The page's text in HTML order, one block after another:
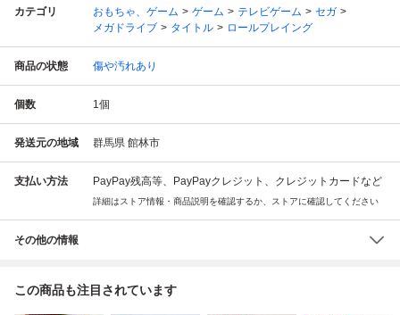
カテゴリ おもちゃ、ゲーム ゲーム テレビゲーム
セガ
メガドライブ
タイトル ロールプレイング
商品の状態 傷や汚れあり
個数 1個
発送元の地域 群馬県 館林市
支払い方法 PayPay残高等、PayPayクレジット、クレジットカードなど
詳細はストア情報・商品説明を確認するか、ストアに確認してください
その他の情報
この商品も注目されています